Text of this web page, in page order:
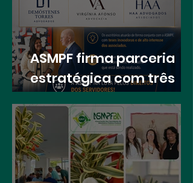
ASMPF firma parceria
estratégica com três
renomados escritórios
para fortalecer a defesa
dos direitos dos
associados